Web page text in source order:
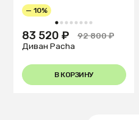
1 2 3 4 5 6 7 8
— 10%
83 520 ₽
92 800 ₽
Диван Pacha
В КОРЗИНУ